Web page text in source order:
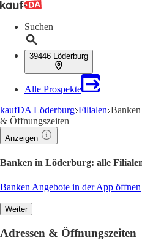
Suchen
39446 Löderburg
Alle Prospekte
kaufDA Löderburg Filialen
& Öffnungszeiten
Anzeigen
Banken in Löderburg: alle
Banken Angebote in der App öffnen
Weiter
Adressen & Öffnungszeiten